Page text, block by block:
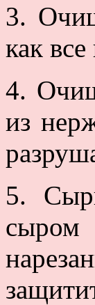
3.
как
4.
из
5.
сыром